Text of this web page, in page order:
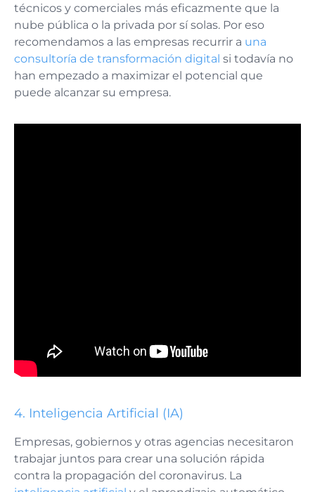
técnicos y comerciales más eficazmente que la
nube pública o la privada por sí solas. Por eso
recomendamos a las empresas recurrir a una
consultoría de transformación digital si todavía no
han empezado a maximizar el potencial que
puede alcanzar su empresa.
4. Inteligencia Artificial (IA)
Empresas, gobiernos y otras agencias necesitaron
trabajar juntos para crear una solución rápida
contra la propagación del coronavirus. La